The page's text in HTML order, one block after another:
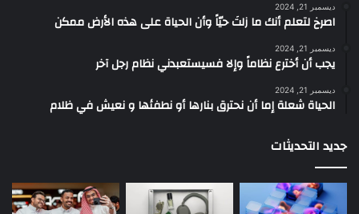
ديسمبر 21, 2024
‫اصرخ لتعلم أنك ما زلتَ حيّاً وأن الحياة على هذه الأرض ممكن
ديسمبر 21, 2024
يجب أن أخترع نظاماً وإلا فسيستعبدني نظام رجل آخر
ديسمبر 21, 2024
الحياة شعلة إما أن نحترق بنارها أو نطفئها و نعيش في ظلام
جديد التحديثات